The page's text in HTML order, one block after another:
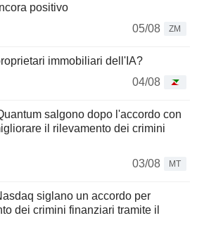
positivo
05/08
ZM
immobiliari dell'IA?
04/08
salgono dopo l'accordo con
il rilevamento dei crimini
03/08
MT
siglano un accordo per
dei crimini finanziari tramite il